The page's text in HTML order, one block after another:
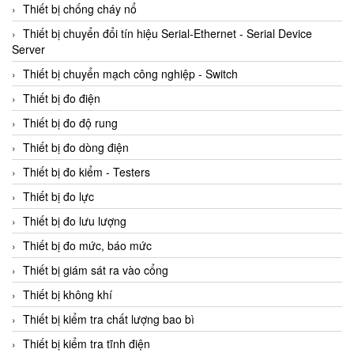
Thiết bị chống cháy nổ
Thiết bị chuyển đổi tín hiệu Serial-Ethernet - Serial Device
Server
Thiết bị chuyển mạch công nghiệp - Switch
Thiết bị đo điện
Thiết bị đo độ rung
Thiết bị đo dòng điện
Thiết bị đo kiểm - Testers
Thiết bị đo lực
Thiết bị đo lưu lượng
Thiết bị đo mức, báo mức
Thiết bị giám sát ra vào cổng
Thiết bị không khí
Thiết bị kiểm tra chất lượng bao bì
Thiết bị kiểm tra tĩnh điện